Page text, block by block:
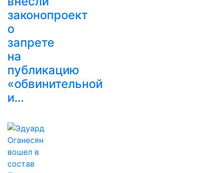
законопроект
о
запрете
на
публикацию
«обвинительной
и…